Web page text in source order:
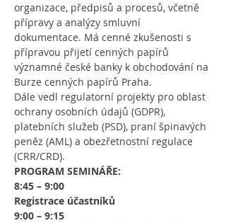
organizace, předpisů a procesů, včetně
přípravy a analýzy smluvní
dokumentace. Má cenné zkušenosti s
přípravou přijetí cenných papírů
významné české banky k obchodování na
Burze cenných papírů Praha.
Dále vedl regulatorní projekty pro oblast
ochrany osobních údajů (GDPR),
platebních služeb (PSD), praní špinavých
peněz (AML) a obezřetnostní regulace
(CRR/CRD).
PROGRAM SEMINÁŘE:
8:45 – 9:00
Registrace účastníků
9:00 – 9:15